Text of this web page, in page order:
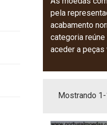
pela
acabamento
categoria
aceder a
Mostrando